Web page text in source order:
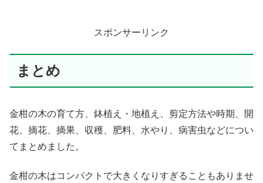
スポンサーリンク
まとめ
金柑の木の育て方、鉢植え・地植え、剪定方法や時期、開
花、摘花、摘果、収穫、肥料、水やり、病害虫などについ
てまとめました。
金柑の木はコンパクトで大きくなりすぎることもありませ